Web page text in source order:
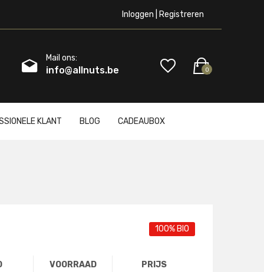
Inloggen | Registreren
Mail ons:
info@allnuts.be 0
KLANT BLOG CADEAUBOX
100% BIO
VOORRAAD PRIJS